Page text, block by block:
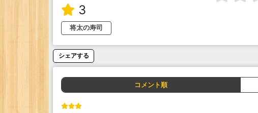
3
将太の寿司
シェアする
コメント順